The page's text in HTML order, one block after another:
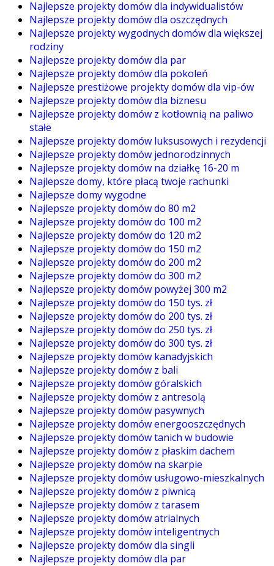
Najlepsze projekty domów dla indywidualistów
Najlepsze projekty domów dla oszczędnych
Najlepsze projekty wygodnych domów dla większej
rodziny
Najlepsze projekty domów dla par
Najlepsze projekty domów dla pokoleń
Najlepsze prestiżowe projekty domów dla vip-ów
Najlepsze projekty domów dla biznesu
Najlepsze projekty domów z kotłownią na paliwo
stałe
Najlepsze projekty domów luksusowych i rezydencji
Najlepsze projekty domów jednorodzinnych
Najlepsze projekty domów na działkę 16-20 m
Najlepsze domy, które płacą twoje rachunki
Najlepsze domy wygodne
Najlepsze projekty domów do 80 m2
Najlepsze projekty domów do 100 m2
Najlepsze projekty domów do 120 m2
Najlepsze projekty domów do 150 m2
Najlepsze projekty domów do 200 m2
Najlepsze projekty domów do 300 m2
Najlepsze projekty domów powyżej 300 m2
Najlepsze projekty domów do 150 tys. zł
Najlepsze projekty domów do 200 tys. zł
Najlepsze projekty domów do 250 tys. zł
Najlepsze projekty domów do 300 tys. zł
Najlepsze projekty domów kanadyjskich
Najlepsze projekty domów z bali
Najlepsze projekty domów góralskich
Najlepsze projekty domów z antresolą
Najlepsze projekty domów pasywnych
Najlepsze projekty domów energooszczędnych
Najlepsze projekty domów tanich w budowie
Najlepsze projekty domów z płaskim dachem
Najlepsze projekty domów na skarpie
Najlepsze projekty domów usługowo-mieszkalnych
Najlepsze projekty domów z piwnicą
Najlepsze projekty domów z tarasem
Najlepsze projekty domów atrialnych
Najlepsze projekty domów inteligentnych
Najlepsze projekty domów dla singli
Najlepsze projekty domów dla par